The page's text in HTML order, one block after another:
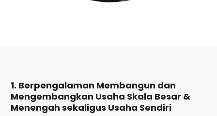
1. Berpengalaman Membangun dan
Mengembangkan Usaha Skala Besar &
Menengah sekaligus Usaha Sendiri